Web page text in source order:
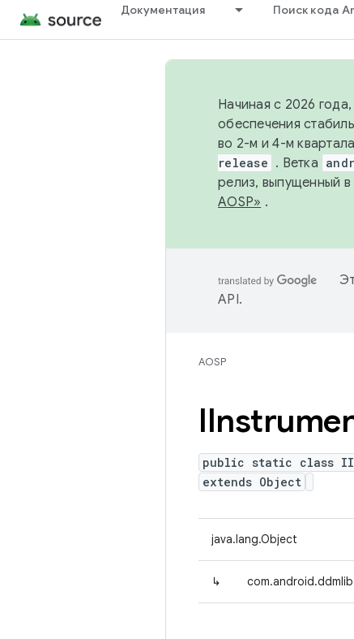
Документация Поиск кода
Начиная с 2026
обеспечения
во 2-м и 4-м
release . Ветка
релиз, выпущенный
AOSP» .
API.
AOSP
public static class
extends Object
java.lang.Object
↳